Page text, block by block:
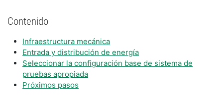
Contenido
Infraestructura mecánica
Entrada y distribución de energía
Seleccionar la configuración base de sistema de
pruebas apropiada
Próximos pasos